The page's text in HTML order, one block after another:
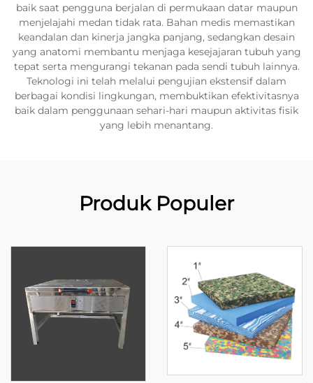
baik saat pengguna berjalan di permukaan datar maupun
menjelajahi medan tidak rata. Bahan medis memastikan
keandalan dan kinerja jangka panjang, sedangkan desain
yang anatomi membantu menjaga kesejajaran tubuh yang
tepat serta mengurangi tekanan pada sendi tubuh lainnya.
Teknologi ini telah melalui pengujian ekstensif dalam
berbagai kondisi lingkungan, membuktikan efektivitasnya
baik dalam penggunaan sehari-hari maupun aktivitas fisik
yang lebih menantang.
Produk Populer